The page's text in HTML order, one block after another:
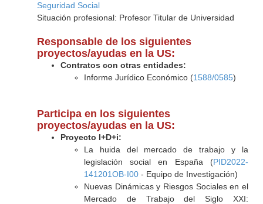
Seguridad Social
Situación profesional: Profesor Titular de Universidad
Responsable de los siguientes
proyectos/ayudas en la US:
Contratos con otras entidades:
Informe Jurídico Económico (1588/0585)
Participa en los siguientes
proyectos/ayudas en la US:
Proyecto I+D+i:
La huida del mercado de trabajo y la
legislación social en España (PID2022-
141201OB-I00- Equipo de Investigación)
Nuevas Dinámicas y Riesgos Sociales en el
Mercado de Trabajo del Siglo XXI: